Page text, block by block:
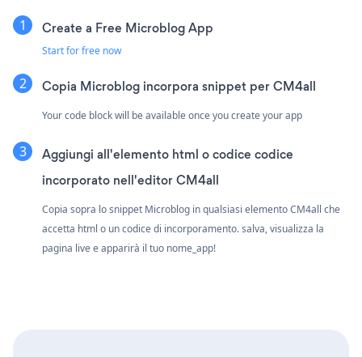
Create a Free Microblog App
Start for free now
Copia Microblog incorpora snippet per CM4all
Your code block will be available once you create your app
Aggiungi all'elemento html o codice codice
incorporato nell'editor CM4all
Copia sopra lo snippet Microblog in qualsiasi elemento CM4all che
accetta html o un codice di incorporamento. salva, visualizza la
pagina live e apparirà il tuo nome_app!